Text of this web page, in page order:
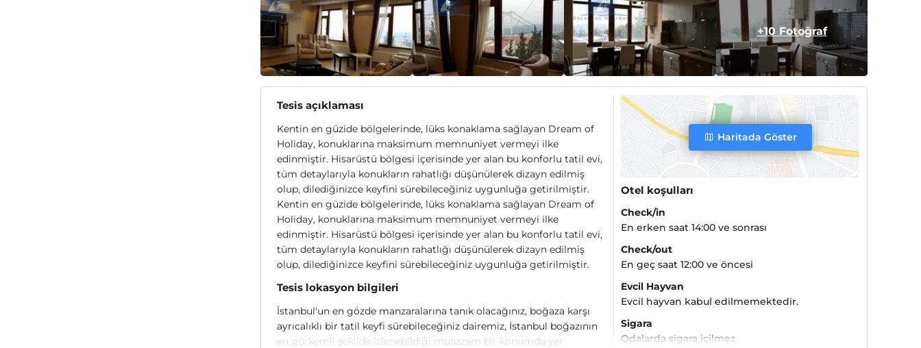
+10 Fotoğraf
Tesis açıklaması
Kentin en güzide bölgelerinde, lüks konaklama sağlayan Dream of
Holiday, konuklarına maksimum memnuniyet vermeyi ilke
edinmiştir. Hisarüstü bölgesi içerisinde yer alan bu konforlu tatil evi,
tüm detaylarıyla konukların rahatlığı düşünülerek dizayn edilmiş
olup, dilediğinizce keyfini sürebileceğiniz uygunluğa getirilmiştir.
Kentin en güzide bölgelerinde, lüks konaklama sağlayan Dream of
Holiday, konuklarına maksimum memnuniyet vermeyi ilke
edinmiştir. Hisarüstü bölgesi içerisinde yer alan bu konforlu tatil evi,
tüm detaylarıyla konukların rahatlığı düşünülerek dizayn edilmiş
olup, dilediğinizce keyfini sürebileceğiniz uygunluğa getirilmiştir.
Tesis lokasyon bilgileri
İstanbul'un en gözde manzaralarına tanık olacağınız, boğaza karşı
ayrıcalıklı bir tatil keyfi sürebileceğiniz dairemiz, İstanbul boğazının
en görkemli şekilde izlenebildiği muazzam bir konumda yer
Haritada Göster
Otel koşulları
Check/in
En erken saat 14:00 ve sonrası
Check/out
En geç saat 12:00 ve öncesi
Evcil Hayvan
Evcil hayvan kabul edilmemektedir.
Sigara
Odalarda sigara içilmez